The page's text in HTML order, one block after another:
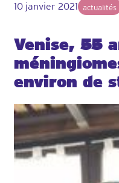
10 janvier 2021 actualités
Venise, 55
environ de